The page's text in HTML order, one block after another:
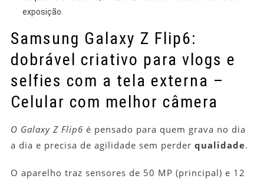
exposição.
Samsung Galaxy Z Flip6:
dobrável criativo para vlogs e
selfies com a tela externa –
Celular com melhor câmera
O Galaxy Z Flip6 é pensado para quem grava no dia
a dia e precisa de agilidade sem perder qualidade.
O aparelho traz sensores de 50 MP (principal) e 12